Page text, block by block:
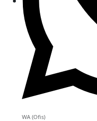
WA (Ofis)